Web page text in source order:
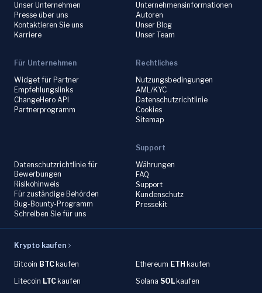
Unser Unternehmen
Presse über uns
Kontaktieren Sie uns
Karriere
Unternehmensinformationen
Autoren
Unser Blog
Unser Team
Für Unternehmen
Widget für Partner
Empfehlungslinks
ChangeHero API
Partnerprogramm
Rechtliches
Nutzungsbedingungen
AML/KYC
Datenschutzrichtlinie
Cookies
Sitemap
Datenschutzrichtlinie für
Bewerbungen
Risikohinweis
Für zuständige Behörden
Bug-Bounty-Programm
Schreiben Sie für uns
Support
Währungen
FAQ
Support
Kundenschutz
Pressekit
Krypto kaufen
Bitcoin BTC kaufen Ethereum ETH kaufen
Litecoin LTC kaufen Solana SOL kaufen